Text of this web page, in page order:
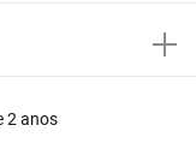
2 anos